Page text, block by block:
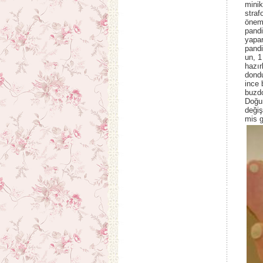
un,
ince
mis